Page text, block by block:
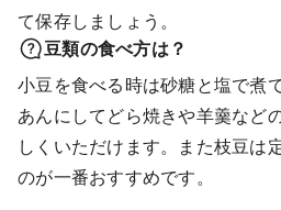
て保存しましょう。
豆類の食べ方は？
小豆を食べる時は砂糖と塩で煮
あんにしてどら焼きや羊羹など
しくいただけます。また枝豆は
のが一番おすすめです。